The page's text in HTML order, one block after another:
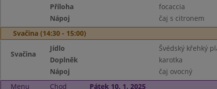
Příloha
focaccia
Nápoj
čaj s citronem
Svačina (14:30 - 15:00)
Svačina
Jídlo
Švédský křehký
Doplněk
karotka
Nápoj
čaj ovocný
Menu
Chod
Pátek 10. 1. 2025